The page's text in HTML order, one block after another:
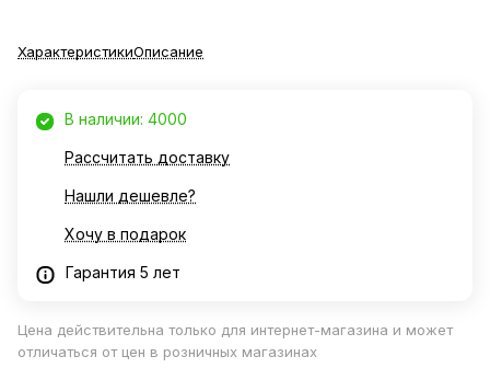
ХарактеристикиОписание
В наличии: 4000
Рассчитать доставку
Нашли дешевле?
Хочу в подарок
Гарантия 5 лет
Цена действительна только для интернет-магазина и может
отличаться от цен в розничных магазинах